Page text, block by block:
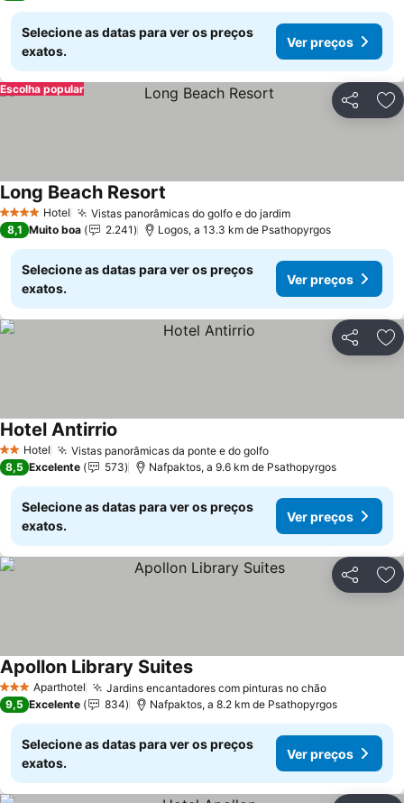
Selecione as datas para ver os preços
exatos.
Ver preços
Partilhar
Escolha popular
4 EstrelasHotel Vistas panorâmicas do golfo e do jardimVer preços
Long Beach Resort
8,1 Muito boa 2.241 Logos, a 13.3 km de Psathopyrgos
Selecione as datas para ver os preços
exatos.
Ver preços
Partilhar
2 Estrelas
Hotel Vistas panorâmicas da ponte e do golfoVer preços
Hotel Antirrio
8,5 Excelente 573 Nafpaktos, a 9.6 km de Psathopyrgos
Selecione as datas para ver os preços
exatos.
Ver preços
Partilhar
3 EstrelasAparthotel Jardins encantadores com pinturas no chãoVer preços
Apollon Library SuitesVer preços
9,5 Excelente 834 Nafpaktos, a 8.2 km de Psathopyrgos
Selecione as datas para ver os preços
exatos.
Ver preços